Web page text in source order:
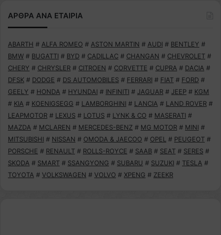
ΑΡΘΡΑ ΑΝΑ ΕΤΑΙΡΙΑ
ABARTH # ALFA ROMEO # ASTON MARTIN # AUDI # BENTLEY #
BMW # BUGATTI # BYD # CADILLAC # CHANGAN # CHEVROLET #
CHERY # CHRYSLER # CITROEN # CORVETTE # CUPRA # DACIA #
DFSK # DODGE # DS AUTOMOBILES # FERRARI # FIAT # FORD #
GEELY # HONDA # HYUNDAI # INFINITI # JAGUAR # JEEP # KGM
# KIA # KOENIGSEGG # LAMBORGHINI # LANCIA # LAND ROVER #
LEAPMOTOR # LEXUS # LOTUS # LYNK & CO # MASERATI #
MAZDA # MCLAREN # MERCEDES-BENZ # MG MOTOR # MINI #
MITSUBISHI # NISSAN # OMODA & JAECOO # OPEL # PEUGEOT #
PORSCHE # RENAULT # ROLLS-ROYCE # SAAB # SEAT # SERES #
SKODA # SMART # SSANGYONG # SUBARU # SUZUKI # TESLA #
TOYOTA # VOLKSWAGEN # VOLVO # XPENG # ZEEKR